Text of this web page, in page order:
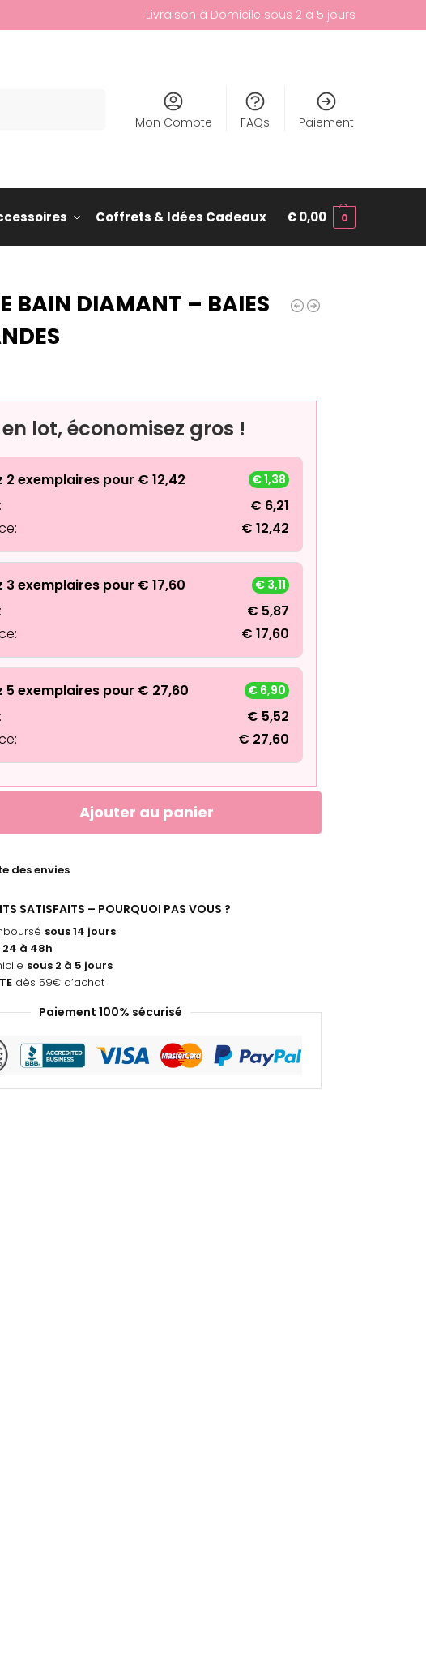
Livraison à Domicile sous 2 à 5 jours
Mon Compte FAQs Paiement
Coffrets & Idées Cadeaux €0,00 0
BAIN DIAMANT – BAIES
lot, économisez gros !
2 exemplaires pour € 12,42 €1,38
€ 6,21
€ 12,42
3 exemplaires pour € 17,60 € 3,11
€ 5,87
€ 17,60
5 exemplaires pour € 27,60 € 6,90
€ 5,52
€ 27,60
Ajouter au panier
des envies
SATISFAITS – POURQUOI PAS VOUS ?
sous 14 jours
24 à 48h
sous 2 à 5 jours
dès 59€ d’achat
Paiement 100% sécurisé